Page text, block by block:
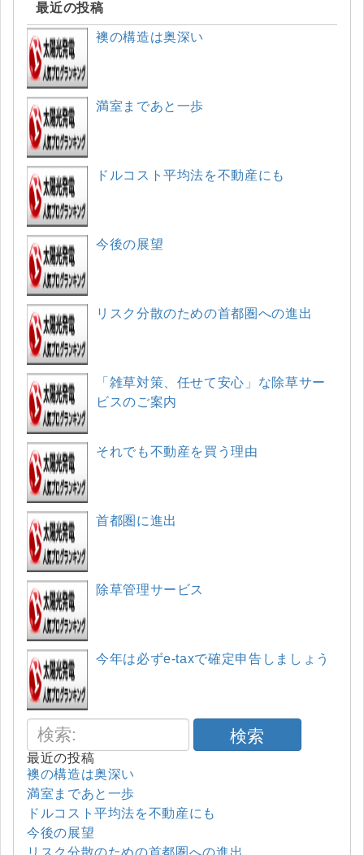
最近の投稿
襖の構造は奥深い
満室まであと一歩
ドルコスト平均法を不動産にも
今後の展望
リスク分散のための首都圏への進出
「雑草対策、任せて安心」な除草サー
ビスのご案内
それでも不動産を買う理由
首都圏に進出
除草管理サービス
今年は必ずe-taxで確定申告しましょう
検索
最近の投稿
襖の構造は奥深い
満室まであと一歩
ドルコスト平均法を不動産にも
今後の展望
リスク分散のための首都圏への進出